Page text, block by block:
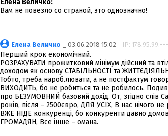
Елена Величко:
Вам не повезло со страной, это однозначно!
Елена Величко _ 03.06.2018 15:02 IP: 178.95.99.---
Перший крок економічний.
РОЗРАХУВАТИ прожитковий мінімум дійсний та
доходом як основу СТАБІЛЬНОСТІ та
Тобто, треба нароб.лювати, а не постфактум
ВИХОДИТЬ, бо не робиться та не робилось.
про БЕЗУМОВНИЙ базовий дохід. От, згідно слів
років, після – 2500євро, ДЛЯ УСІХ, В нас нічого
ВЖЕ НІДЕ конкуренці, бо конкуренти давно
ГРОМАДЯН, Все інше – омана.